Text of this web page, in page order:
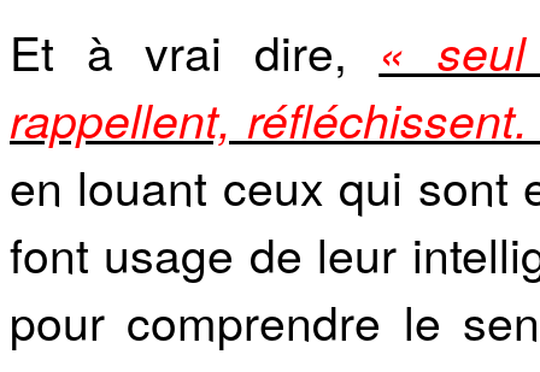
Et à vrai dire, « seul
rappellent,
en louant ceux qui sont
font usage de leur
pour comprendre le